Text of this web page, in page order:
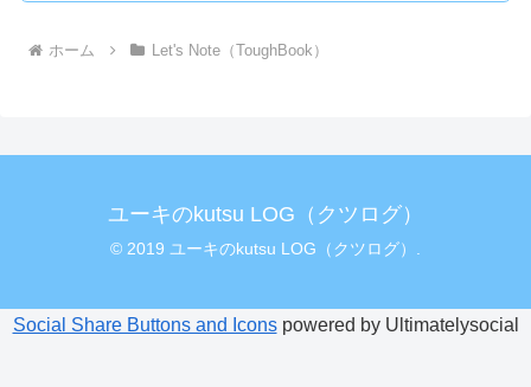
ホーム Let's Note（ToughBook）
ユーキのkutsu LOG（クツログ）
© 2019 ユーキのkutsu LOG（クツログ）.
Social Share Buttons and Iconspowered by Ultimatelysocial